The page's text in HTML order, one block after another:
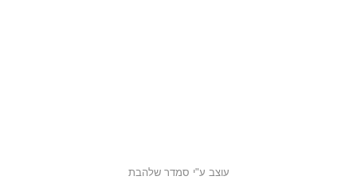
עוצב ע"י סמדר שלהבת